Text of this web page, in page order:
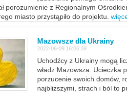
porozumienie z Regionalnym
miasto przystąpiło do projektu.
Mazowsze dla Ukrainy
2022-06-09 16:06:39
Uchodźcy z Ukrainy mogą
władz Mazowsza. Ucieczka
porzucenie swoich domów,
najbliższymi, strach i ból to